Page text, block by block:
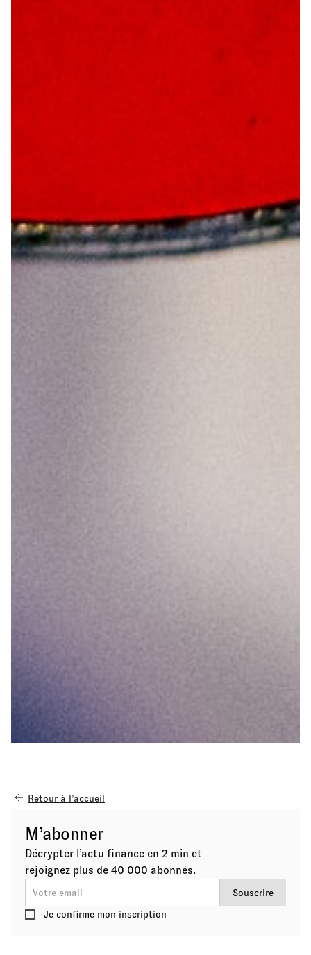
Retour à l’accueil
M’abonner
Décrypter l’actu finance en 2 min et
rejoignez plus de 40 000 abonnés.
Je confirme mon inscription